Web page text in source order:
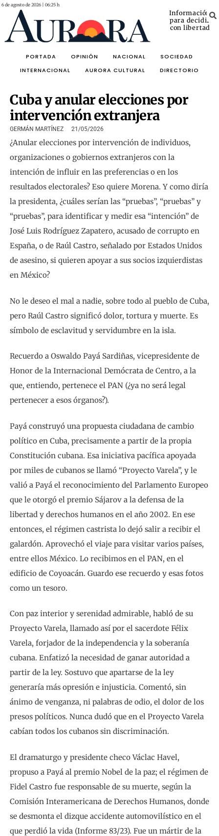
6 de agosto de 2026 | 06:25 h
Información
para decidir
con libertad
PORTADA OPINIÓN NACIONAL
SOCIEDAD
INTERNACIONAL
AURORA CULTURAL DIRECTORIO
Cuba y anular elecciones por
intervención extranjera
GERMÁN MARTÍNEZ 21/05/2026
¿Anular elecciones por intervención de individuos,
organizaciones o gobiernos extranjeros con la
intención de influir en las preferencias o en los
resultados electorales? Eso quiere Morena. Y como diría
la presidenta, ¿cuáles serían las “pruebas”, “pruebas” y
“pruebas”, para identificar y medir esa “intención” de
José Luis Rodríguez Zapatero, acusado de corrupto en
España, o de Raúl Castro, señalado por Estados Unidos
de asesino, si quieren apoyar a sus socios izquierdistas
en México?
No le deseo el mal a nadie, sobre todo al pueblo de Cuba,
pero Raúl Castro significó dolor, tortura y muerte. Es
símbolo de esclavitud y servidumbre en la isla.
Recuerdo a Oswaldo Payá Sardiñas, vicepresidente de
Honor de la Internacional Demócrata de Centro, a la
que, entiendo, pertenece el PAN (¿ya no será legal
pertenecer a esos órganos?).
Payá construyó una propuesta ciudadana de cambio
político en Cuba, precisamente a partir de la propia
Constitución cubana. Esa iniciativa pacífica apoyada
por miles de cubanos se llamó “Proyecto Varela”, y le
valió a Payá el reconocimiento del Parlamento Europeo
que le otorgó el premio Sájarov a la defensa de la
libertad y derechos humanos en el año 2002. En ese
entonces, el régimen castrista lo dejó salir a recibir el
galardón. Aprovechó el viaje para visitar varios países,
entre ellos México. Lo recibimos en el PAN, en el
edificio de Coyoacán. Guardo ese recuerdo y esas fotos
como un tesoro.
Con paz interior y serenidad admirable, habló de su
Proyecto Varela, llamado así por el sacerdote Félix
Varela, forjador de la independencia y la soberanía
cubana. Enfatizó la necesidad de ganar autoridad a
partir de la ley. Sostuvo que apartarse de la ley
generaría más opresión e injusticia. Comentó, sin
ánimo de venganza, ni palabras de odio, el dolor de los
presos políticos. Nunca dudó que en el Proyecto Varela
cabían todos los cubanos sin discriminación.
El dramaturgo y presidente checo Václac Havel,
propuso a Payá al premio Nobel de la paz; el régimen de
Fidel Castro fue responsable de su muerte, según la
Comisión Interamericana de Derechos Humanos, donde
se desmonta el dizque accidente automovilístico en el
que perdió la vida (Informe 83/23). Fue un mártir de la